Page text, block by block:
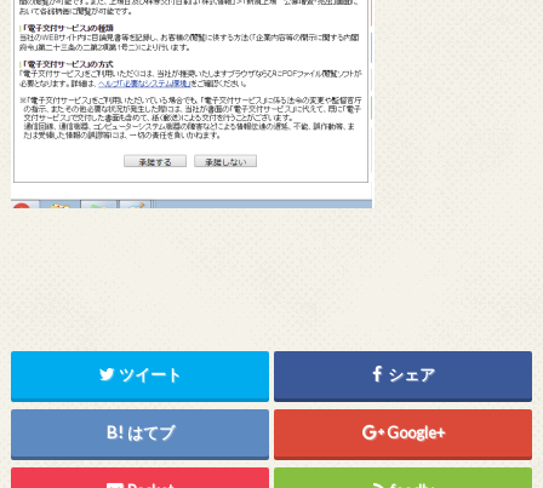
ツイート シェア
はてブ Google+